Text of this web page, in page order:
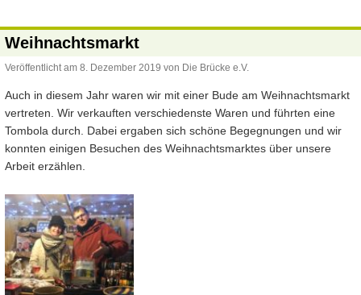
Weihnachtsmarkt
Veröffentlicht am 8. Dezember 2019 von Die Brücke e.V.
Auch in diesem Jahr waren wir mit einer Bude am Weihnachtsmarkt
vertreten. Wir verkauften verschiedenste Waren und führten eine
Tombola durch. Dabei ergaben sich schöne Begegnungen und wir
konnten einigen Besuchen des Weihnachtsmarktes über unsere
Arbeit erzählen.